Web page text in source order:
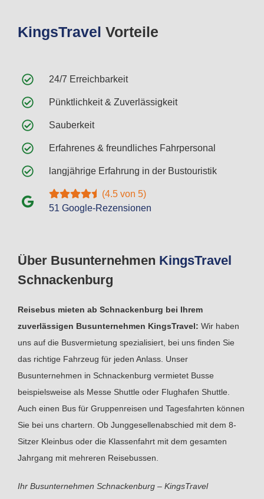
Über Busunternehmen KingsTravel
Schnackenburg
Reisebus mieten ab Schnackenburg bei Ihrem
zuverlässigen Busunternehmen KingsTravel: Wir haben
uns auf die Busvermietung spezialisiert, bei uns finden Sie
das richtige Fahrzeug für jeden Anlass. Unser
Busunternehmen in Schnackenburg vermietet Busse
beispielsweise als Messe Shuttle oder Flughafen Shuttle.
Auch einen Bus für Gruppenreisen und Tagesfahrten können
Sie bei uns chartern. Ob Junggesellenabschied mit dem 8-
Sitzer Kleinbus oder die Klassenfahrt mit dem gesamten
Jahrgang mit mehreren Reisebussen.
Ihr Busunternehmen Schnackenburg – KingsTravel
KingsTravel Vorteile
24/7 Erreichbarkeit
Pünktlichkeit & Zuverlässigkeit
Sauberkeit
Erfahrenes & freundliches Fahrpersonal
langjährige Erfahrung in der Bustouristik
(4.5 von 5)
51 Google-Rezensionen